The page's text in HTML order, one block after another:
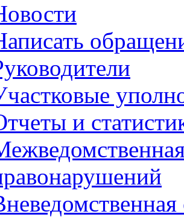
и